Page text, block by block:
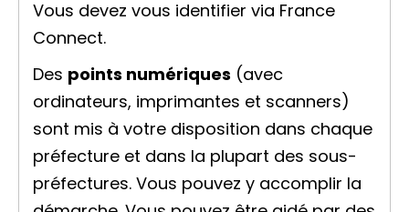
Vous devez vous identifier via France
Connect.
Des points numériques (avec
ordinateurs, imprimantes et scanners)
sont mis à votre disposition dans chaque
préfecture et dans la plupart des sous-
préfectures. Vous pouvez y accomplir la